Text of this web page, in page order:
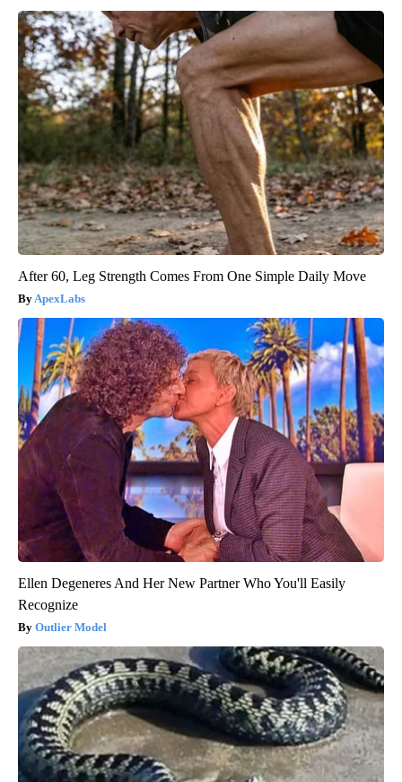
After 60, Leg Strength Comes From One Simple Daily Move
ApexLabs
Ellen Degeneres And Her New Partner Who You'll Easily
Recognize
Outlier Model